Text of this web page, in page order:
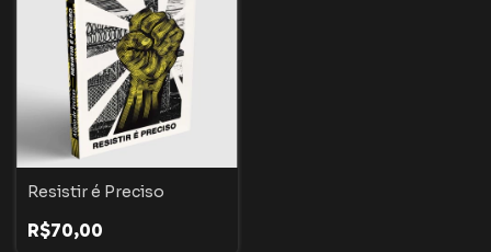
Resistir é Preciso
R$70,00